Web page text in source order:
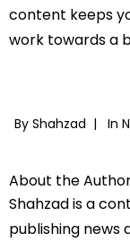
content keeps
work towards a
By Shahzad | In
About the
Shahzad is a
publishing news